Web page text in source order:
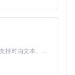
MiniMax H3 是一个通用的全模态生成系统。它支持对由文本、图像、视频和音频组成的多模态上下文进行统一理解，并能生成分辨率高达 2K、时长可达 15 秒的带原生立体声音频的视频。得益于面向任务泛化的系统设计，H3 在预训练阶段就已具备广泛的多模态上下文理解与生成能力，能够出色地执行复杂的多模态指令。